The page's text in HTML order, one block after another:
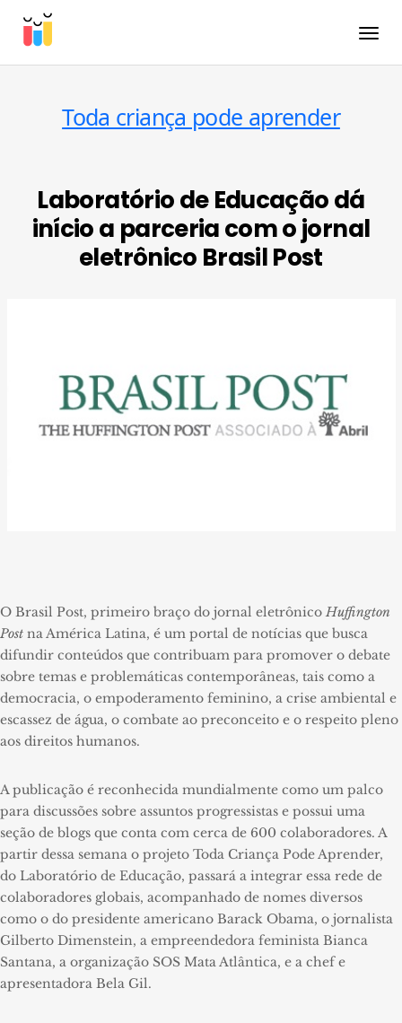
Toda criança pode aprender
Laboratório de Educação dá
início a parceria com o jornal
eletrônico Brasil Post
O Brasil Post, primeiro braço do jornal eletrônicoHuffington
Post na América Latina, é um portal de notícias que busca
difundir conteúdos que contribuam para promover o debate
sobre temas e problemáticas contemporâneas, tais como a
democracia, o empoderamento feminino, a crise ambiental e
escassez de água, o combate ao preconceito e o respeito pleno
aos direitos humanos.
A publicação é reconhecida mundialmente como um palco
para discussões sobre assuntos progressistas e possui uma
seção de blogs que conta com cerca de 600 colaboradores. A
partir dessa semana o projeto Toda Criança Pode Aprender,
do Laboratório de Educação, passará a integrar essa rede de
colaboradores globais, acompanhado de nomes diversos
como o do presidente americano Barack Obama, o jornalista
Gilberto Dimenstein, a empreendedora feminista Bianca
Santana, a organização SOS Mata Atlântica, e a chef e
apresentadora Bela Gil.